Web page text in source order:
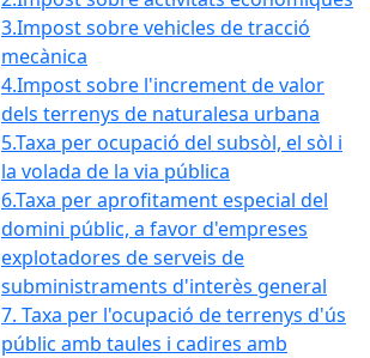
3.Impost sobre vehicles de tracció
mecànica
4.Impost sobre l'increment de valor
dels terrenys de naturalesa urbana
5.Taxa per ocupació del subsòl, el sòl i
la volada de la via pública
6.Taxa per aprofitament especial del
domini públic, a favor d'empreses
explotadores de serveis de
subministraments d'interès general
7. Taxa per l'ocupació de terrenys d'ús
públic amb taules i cadires amb